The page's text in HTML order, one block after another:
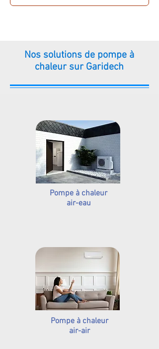
Nos solutions de pompe à
chaleur sur Garidech
Pompe à chaleur
air-eau
Pompe à chaleur
air-air